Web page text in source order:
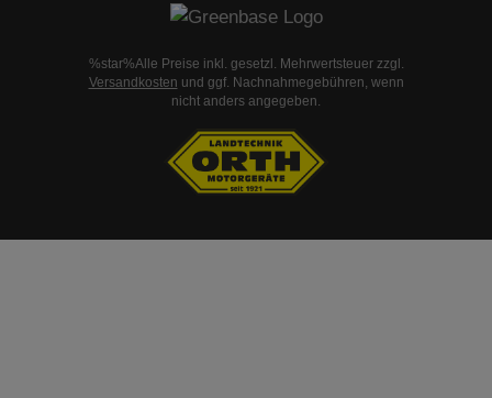
%star%Alle Preise inkl. gesetzl. Mehrwertsteuer zzgl.
Versandkosten und ggf. Nachnahmegebühren, wenn
nicht anders angegeben.